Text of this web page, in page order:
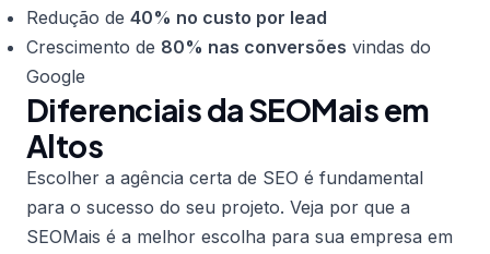
Redução de 40% no custo por lead
Crescimento de 80% nas conversões vindas do
Google
Diferenciais da SEOMais em
Altos
Escolher a agência certa de SEO é fundamental
para o sucesso do seu projeto. Veja por que a
SEOMais é a melhor escolha para sua empresa em